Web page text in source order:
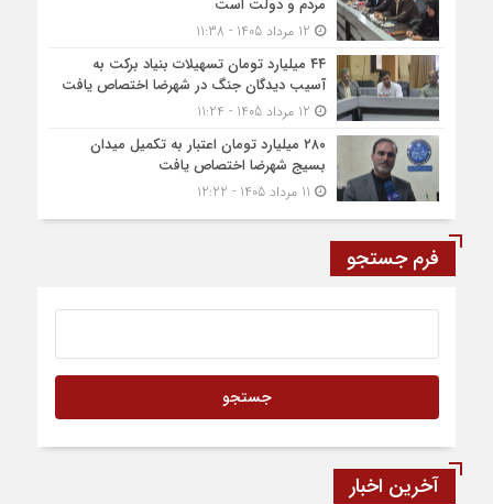
مردم و دولت است
۴۴ میلیارد تومان تسهیلات بنیاد برکت به
آسیب دیدگان جنگ در شهرضا اختصاص یافت
۲۸۰ میلیارد تومان اعتبار به تکمیل میدان
بسیج شهرضا اختصاص یافت
فرم جستجو
آخرین اخبار